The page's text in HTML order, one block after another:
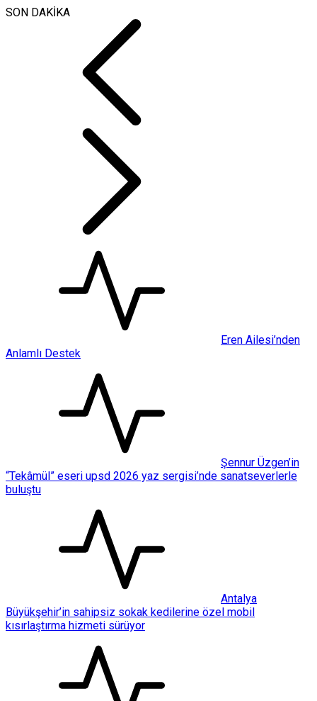
SON DAKİKA
Eren Ailesi’nden
Anlamlı Destek
Şennur Üzgen’in
“Tekâmül” eseri upsd 2026 yaz sergisi’nde sanatseverlerle
buluştu
Antalya
Büyükşehir’in sahipsiz sokak kedilerine özel mobil
kısırlaştırma hizmeti sürüyor